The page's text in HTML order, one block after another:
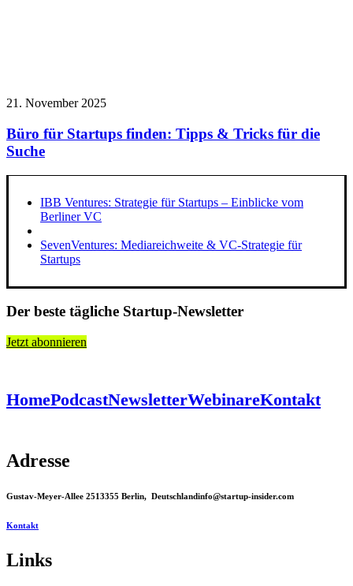
21. November 2025
Büro für Startups finden: Tipps & Tricks für die
Suche
IBB Ventures: Strategie für Startups – Einblicke vom
Berliner VC
SevenVentures: Mediareichweite & VC-Strategie für
Startups
Der beste tägliche Startup-Newsletter
Jetzt abonnieren
HomePodcastNewsletterWebinareKontakt
Adresse
Gustav-Meyer-Allee 2513355 Berlin, Deutschlandinfo@startup-insider.com
Kontakt
Links